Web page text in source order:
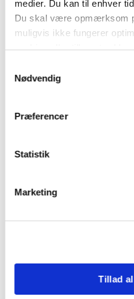
medier. Du kan til enhver
Du skal være opmærksom
muligvis ikke fungerer
cookies eller
Nødvendig
Præferencer
Statistik
Marketing
Tillad
Andre har også
FAG